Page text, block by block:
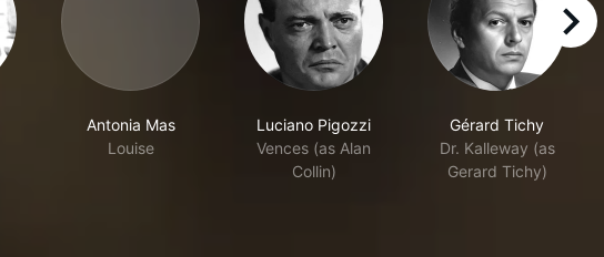
Antonia Mas
Louise
Luciano Pigozzi
Vences (as Alan
Collin)
Gérard Tichy
Dr. Kalleway (as
Gerard Tichy)
right